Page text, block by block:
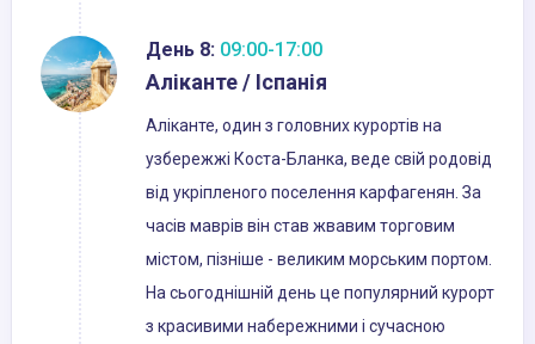
День 8: 09:00-17:00
Аліканте / Іспанія
Аліканте, один з головних курортів на
узбережжі Коста-Бланка, веде свій родовід
від укріпленого поселення карфагенян. За
часів маврів він став жвавим торговим
містом, пізніше - великим морським портом.
На сьогоднішній день це популярний курорт
з красивими набережними і сучасною